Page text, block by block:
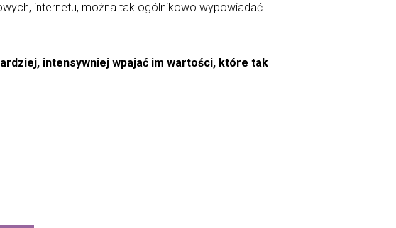
internetu, można tak ogólnikowo wypowiadać
intensywniej wpajać im wartości, które tak